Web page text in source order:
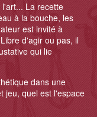
La recette
à la bouche, les
est invité à
d'agir ou pas, il
qui lie
dans une
jeu, quel est l'espace